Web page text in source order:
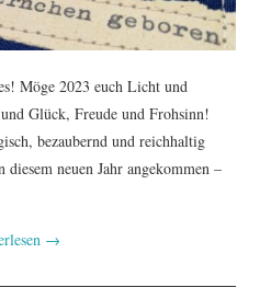
Möge 2023 euch Licht und
Glück, Freude und Frohsinn!
bezaubernd und reichhaltig
neuen Jahr angekommen –
→